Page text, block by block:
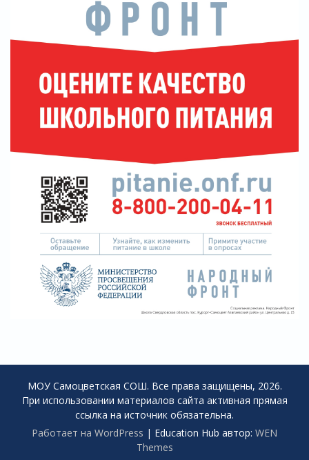
МОУ Самоцветская СОШ. Все права защищены, 2026.
При использовании материалов сайта активная прямая
ссылка на источник обязательна.
Работает на WordPress | Education Hub автор: WEN
Themes